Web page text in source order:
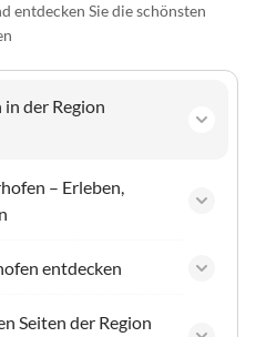
entdecken Sie die schönsten
der Region
– Erleben,
entdecken
Seiten der Region